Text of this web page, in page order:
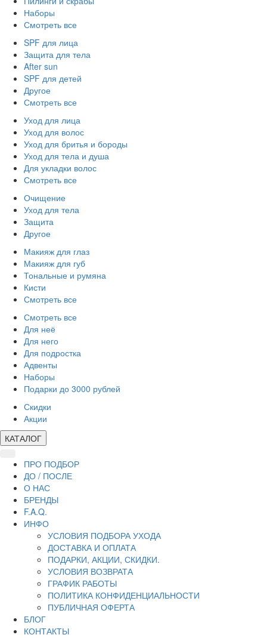
Наборы
Смотреть все
SPF для лица
Защита для тела
After sun
SPF для детей
Другое
Смотреть все
Уход для лица
Уход для волос
Уход для бритья и бороды
Уход для тела и душа
Для укладки волос
Смотреть все
Очищение
Уход для тела
Защита
Другое
Макияж для глаз
Макияж для губ
Тональные и румяна
Кисти
Смотреть все
Смотреть все
Для неё
Для него
Для подростка
Адвенты
Наборы
Подарки до 3000 рублей
Скидки
Акции
КАТАЛОГ
ПРО ПОДБОР
ДО / ПОСЛЕ
О НАС
БРЕНДЫ
F.A.Q.
ИНФО
УСЛОВИЯ ПОДБОРА УХОДА
ДОСТАВКА И ОПЛАТА
ПОДАРКИ, АКЦИИ, СКИДКИ.
УСЛОВИЯ ВОЗВРАТА
ГРАФИК РАБОТЫ
ПОЛИТИКА КОНФИДЕНЦИАЛЬНОСТИ
ПУБЛИЧНАЯ ОФЕРТА
БЛОГ
КОНТАКТЫ